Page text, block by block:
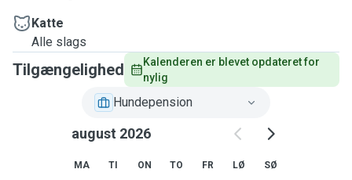
Katte
Alle slags
Tilgængelighed
Kalenderen er blevet opdateret for
nylig
Hundepension
august 2026
MA TI ON TO FR LØ SØ